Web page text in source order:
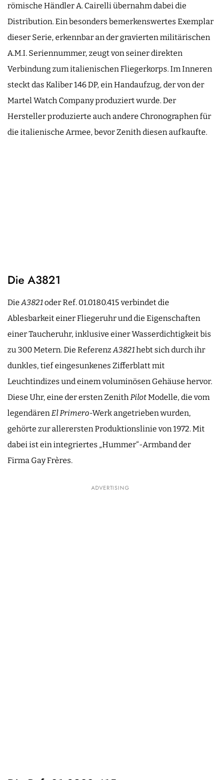
römische Händler A. Cairelli übernahm dabei die
Distribution. Ein besonders bemerkenswertes Exemplar
dieser Serie, erkennbar an der gravierten militärischen
A.M.I. Seriennummer, zeugt von seiner direkten
Verbindung zum italienischen Fliegerkorps. Im Inneren
steckt das Kaliber 146 DP, ein Handaufzug, der von der
Martel Watch Company produziert wurde. Der
Hersteller produzierte auch andere Chronographen für
die italienische Armee, bevor Zenith diesen aufkaufte.
Die A3821
DieA3821oder Ref. 01.0180.415 verbindet die
Ablesbarkeit einer Fliegeruhr und die Eigenschaften
einer Taucheruhr, inklusive einer Wasserdichtigkeit bis
zu 300 Metern. Die ReferenzA3821hebt sich durch ihr
dunkles, tief eingesunkenes Zifferblatt mit
Leuchtindizes und einem voluminösen Gehäuse hervor.
Diese Uhr, eine der ersten ZenithPilotModelle, die vom
legendärenEl Primero-Werk angetrieben wurden,
gehörte zur allerersten Produktionslinie von 1972. Mit
dabei ist ein integriertes „Hummer“-Armband der
Firma Gay Frères.
ADVERTISING